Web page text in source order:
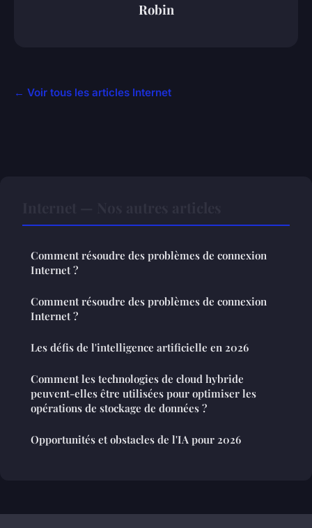
Robin
← Voir tous les articles Internet
Comment résoudre des problèmes de connexion
Internet ?
Comment résoudre des problèmes de connexion
Internet ?
Les défis de l'intelligence artificielle en 2026
Comment les technologies de cloud hybride
peuvent-elles être utilisées pour optimiser les
opérations de stockage de données ?
Opportunités et obstacles de l'IA pour 2026